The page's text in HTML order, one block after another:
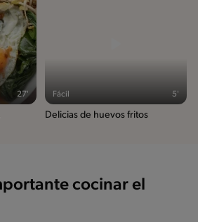
27' Fácil 5'
Delicias de huevos fritos
cocinar el